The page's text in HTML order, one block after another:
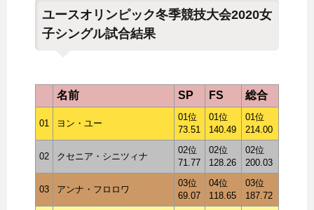
ユースオリンピック冬季競技大会2020女
子シングル試合結果
名前 SP FS 総合
01 ヨン・ユー
01位
73.51
01位
140.49
01位
214.00
02 クセニア・シニツィナ
02位
71.77
02位
128.26
02位
200.03
03 アンナ・フロロワ
03位
69.07
04位
118.65
03位
187.72